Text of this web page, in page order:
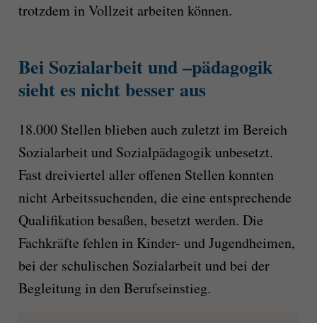
trotzdem in Vollzeit arbeiten können.
Bei Sozialarbeit und –pädagogik
sieht es nicht besser aus
18.000 Stellen blieben auch zuletzt im Bereich
Sozialarbeit und Sozialpädagogik unbesetzt.
Fast dreiviertel aller offenen Stellen konnten
nicht Arbeitssuchenden, die eine entsprechende
Qualifikation besaßen, besetzt werden. Die
Fachkräfte fehlen in Kinder- und Jugendheimen,
bei der schulischen Sozialarbeit und bei der
Begleitung in den Berufseinstieg.